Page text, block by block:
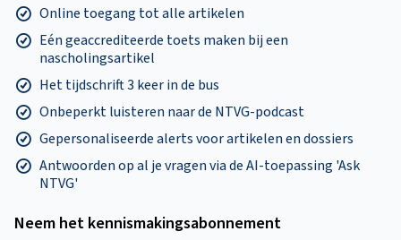
Online toegang tot alle artikelen
Eén geaccrediteerde toets maken bij een
nascholingsartikel
Het tijdschrift 3 keer in de bus
Onbeperkt luisteren naar de NTVG-podcast
Gepersonaliseerde alerts voor artikelen en dossiers
Antwoorden op al je vragen via de AI-toepassing 'Ask
NTVG'
Neem het kennismakings­abonnement